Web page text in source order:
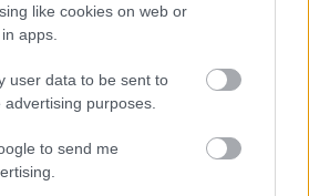
like cookies on web or
apps.
user data to be sent to
purposes.
to send me
ήταν η σειρά των διασωστών
Το πτηνό δεν έφερε κάποιο
ίχνος σπασμένου οστού,
σημάδια
ζαλάδας και ήταν